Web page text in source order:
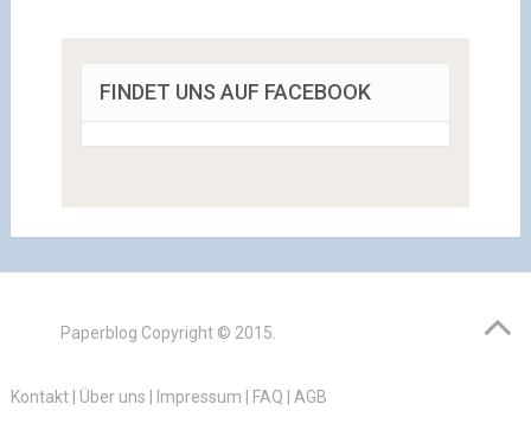
FINDET UNS AUF FACEBOOK
Paperblog Copyright © 2015.
Kontakt| Über uns Impressum FAQ AGB